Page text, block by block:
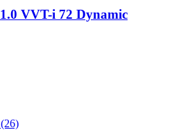
VVT-i 72 Dynamic